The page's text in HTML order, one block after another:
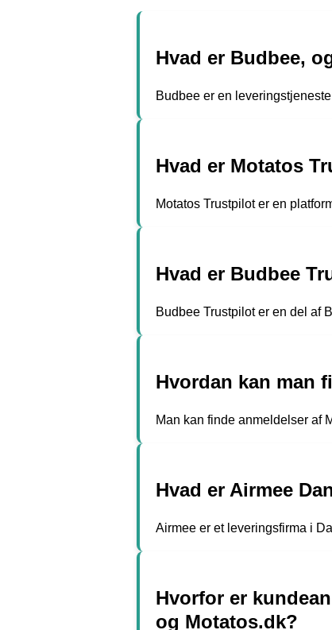
Hvad er Budbee,
Budbee er en
Hvad er Motatos
Motatos Trustpilot er en
Hvad er Budbee
Budbee Trustpilot er en del af
Hvordan kan man
Man kan finde anmeldelser af
Hvad er Airmee
Airmee er et leveringsfirma i
Hvorfor er
og Motatos.dk?